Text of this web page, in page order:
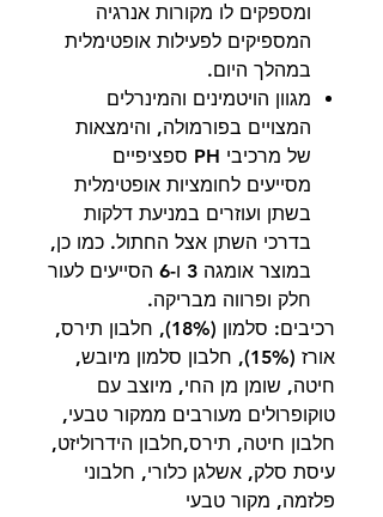
ומספקים לו מקורות אנרגיה
המספיקים לפעילות אופטימלית
במהלך היום.
מגוון הויטמינים והמינרלים
המצויים בפורמולה, והימצאות
של מרכיבי PH ספציפיים
מסייעים לחומציות אופטימלית
בשתן ועוזרים במניעת דלקות
בדרכי השתן אצל החתול. כמו כן,
במוצר אומגה 3 ו-6 הסייעים לעור
חלק ופרווה מבריקה.
רכיבים: סלמון (18%), חלבון תירס,
אורז (15%), חלבון סלמון מיובש,
חיטה, שומן מן החי, מיוצב עם
טוקופרולים מעורבים ממקור טבעי,
חלבון חיטה, תירס,חלבון הידרוליזט,
עיסת סלק, אשלגן כלורי, חלבוני
פלזמה, מקור טבעי